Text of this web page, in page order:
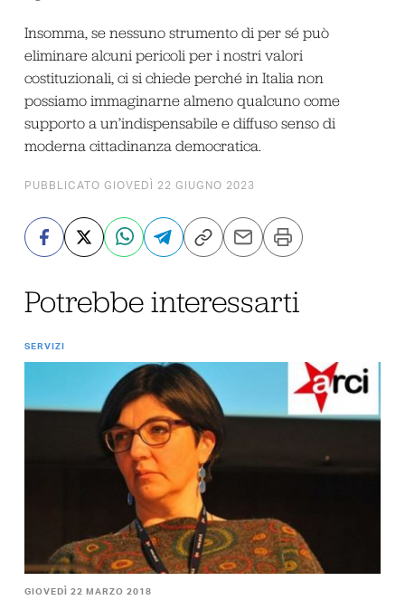
Insomma, se nessuno strumento di per sé può
eliminare alcuni pericoli per i nostri valori
costituzionali, ci si chiede perché in Italia non
possiamo immaginarne almeno qualcuno come
supporto a un’indispensabile e diffuso senso di
moderna cittadinanza democratica.
PUBBLICATO GIOVEDÌ 22 GIUGNO 2023
Potrebbe interessarti
SERVIZI
GIOVEDÌ 22 MARZO 2018